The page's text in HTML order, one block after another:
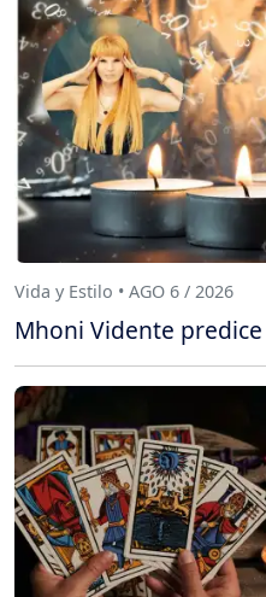
Vida y Estilo • AGO 6 / 2026
Mhoni Vidente